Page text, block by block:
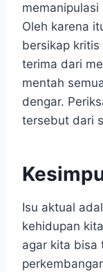
Oleh karena
bersikap
terima dari
mentah
dengar.
tersebut dari
Isu aktual
kehidupan
agar kita bisa